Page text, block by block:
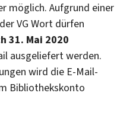
möglich. Aufgrund einer
VG Wort dürfen
31. Mai 2020
ausgeliefert werden.
wird die E-Mail-
Bibliothekskonto